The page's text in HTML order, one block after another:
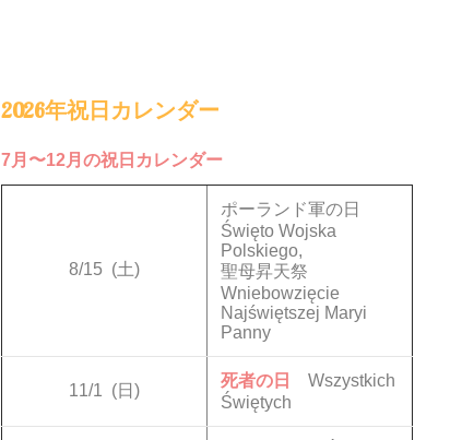
2026年祝日カレンダー
7月〜12月の祝日カレンダー
8/15 (土)
ポーランド軍の日
Święto Wojska
Polskiego,
聖母昇天祭
Wniebowzięcie
Najświętszej Maryi
Panny
11/1 (日)
死者の日
Wszystkich
Świętych